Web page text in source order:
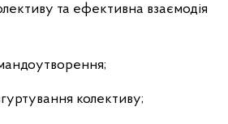
та ефективна взаємодія
колективу;